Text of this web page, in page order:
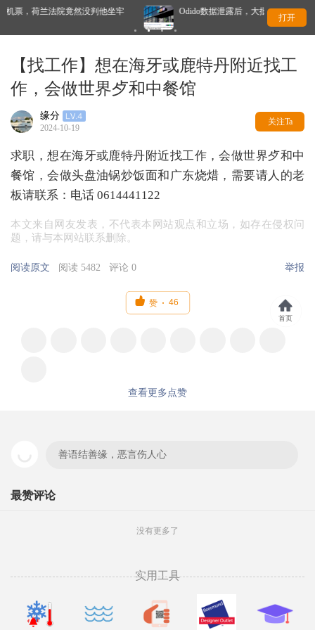
坐牢 Odido数据泄露后，大批用户跑了吗？竞争对手回应了
打开
【找工作】想在海牙或鹿特丹附近找工
作，会做世界歺和中餐馆
缘分
2024-10-19
关注Ta
求职，想在海牙或鹿特丹附近找工作，会做世界歺和中
餐馆，会做头盘油锅炒饭面和广东烧焟，需要请人的老
板请联系：电话 0614441122
本文来自网友发表，不代表本网站观点和立场，如存在侵权问
题，请与本网站联系删除。
阅读原文 阅读 5482 评论 0 举报
 赞 46
查看更多点赞
善语结善缘，恶言伤人心
最赞评论
没有更多了
首页
实用工具